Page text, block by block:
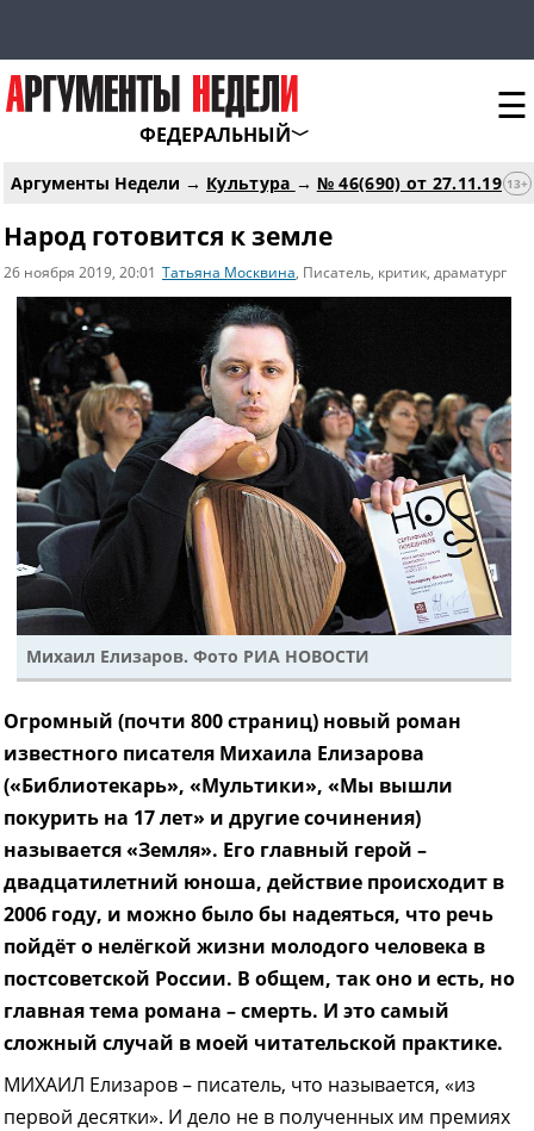
ФЕДЕРАЛЬНЫЙ
☰
Аргументы Недели → Культура → № 46(690) от 27.11.19 13+
Народ готовится к земле
26 ноября 2019, 20:01 Татьяна Москвина, Писатель, критик, драматург
Михаил Елизаров. Фото РИА НОВОСТИ
Огромный (почти 800 страниц) новый роман
известного писателя Михаила Елизарова
(«Библиотекарь», «Мультики», «Мы вышли
покурить на 17 лет» и другие сочинения)
называется «Земля». Его главный герой –
двадцатилетний юноша, действие происходит в
2006 году, и можно было бы надеяться, что речь
пойдёт о нелёгкой жизни молодого человека в
постсоветской России. В общем, так оно и есть, но
главная тема романа – смерть. И это самый
сложный случай в моей читательской практике.
МИХАИЛ Елизаров – писатель, что называется, «из
первой десятки». И дело не в полученных им премиях